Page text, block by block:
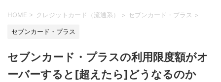
HOME > クレジットカード（流通系） > セブンカード・プラス >
セブンカード・プラス
セブンカード・プラスの利用限度額がオ
ーバーすると[超えたら]どうなるのか